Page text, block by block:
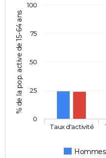
% de la pop. active de 15-64 ans
Hommes
Taux d'activité
0
25
50
75
100